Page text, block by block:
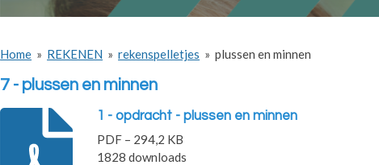
Home » REKENEN » rekenspelletjes » plussen en minnen
7 - plussen en minnen
1 - opdracht - plussen en minnen
PDF – 294,2 KB
1828 downloads